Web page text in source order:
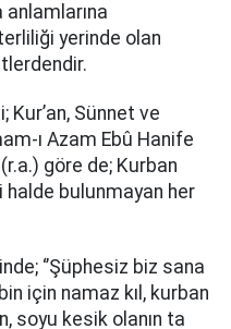
anlamlarına
yerinde olan
Sünnet ve
ı Azam Ebû Hanife
göre de; Kurban
bulunmayan her
‘’Şüphesiz biz sana
için namaz kıl, kurban
soyu kesik olanın ta